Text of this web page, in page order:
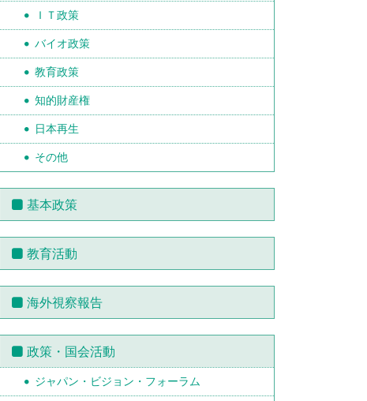
ＩＴ政策
バイオ政策
教育政策
知的財産権
日本再生
その他
基本政策
教育活動
海外視察報告
政策・国会活動
ジャパン・ビジョン・フォーラム